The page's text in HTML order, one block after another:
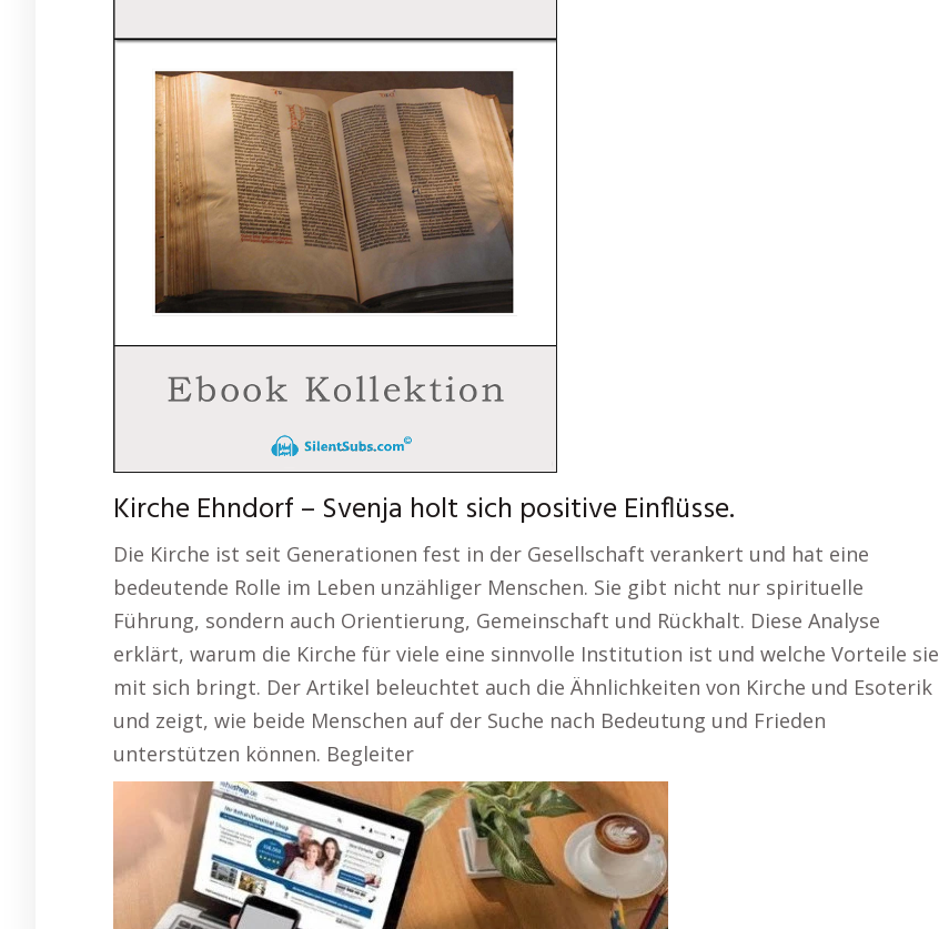
Kirche Ehndorf – Svenja holt sich positive Einflüsse.
Die Kirche ist seit Generationen fest in der Gesellschaft verankert und hat eine
bedeutende Rolle im Leben unzähliger Menschen. Sie gibt nicht nur spirituelle
Führung, sondern auch Orientierung, Gemeinschaft und Rückhalt. Diese Analyse
erklärt, warum die Kirche für viele eine sinnvolle Institution ist und welche Vorteile sie
mit sich bringt. Der Artikel beleuchtet auch die Ähnlichkeiten von Kirche und Esoterik
und zeigt, wie beide Menschen auf der Suche nach Bedeutung und Frieden
unterstützen können. Begleiter